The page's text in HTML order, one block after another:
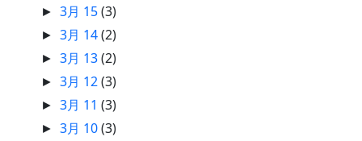
►3月 15(3)
►3月 14(2)
►3月 13(2)
►3月 12(3)
►3月 11(3)
►3月 10(3)